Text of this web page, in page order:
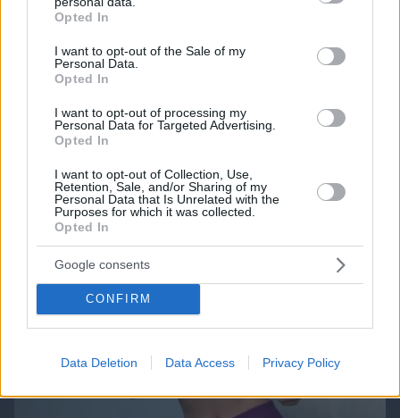
grant or deny consent to Google and its third-party tags to
use your data for below specified purposes in below Google
consent section.
Opted In
I want to opt-out of the Sale of my
Personal Data.
Opted In
I want to opt-out of processing my
Personal Data for Targeted Advertising.
Opted In
I want to opt-out of Collection, Use,
Retention, Sale, and/or Sharing of my
Personal Data that Is Unrelated with the
Purposes for which it was collected.
Opted In
Google consents
CONFIRM
Data Deletion Data Access Privacy Policy
Cut The Rope
ΔΕΙΤΕ ΟΛΑ ΤΑ GAMES
Best of Network